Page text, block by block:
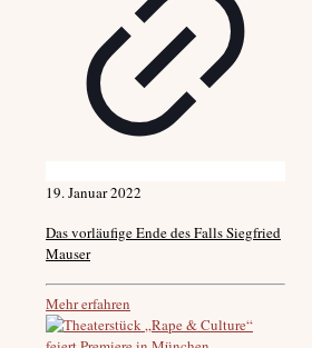
19. Januar 2022
Das vorläufige Ende des Falls Siegfried
Mauser
Mehr erfahren